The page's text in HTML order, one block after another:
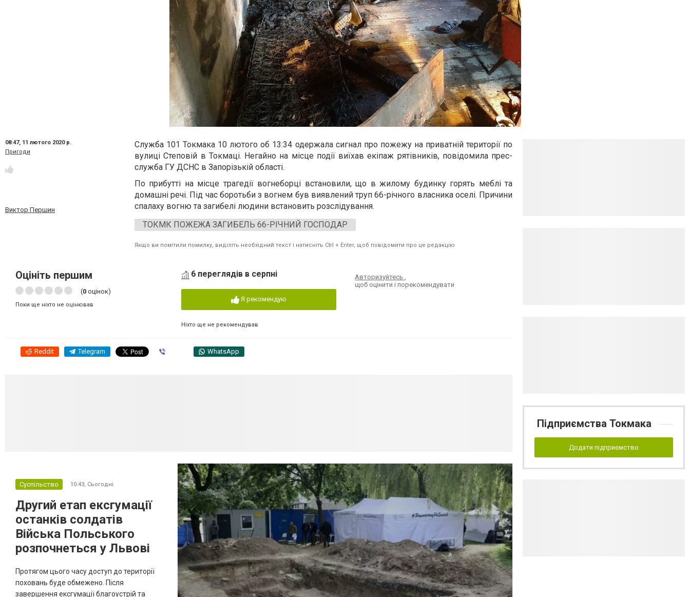
08:47, 11 лютого 2020 р.
Пригоди
Виктор Першин
Служба 101 Токмака 10 лютого об 13:34 одержала сигнал про пожежу на приватній території по
вулиці Степовій в Токмаці. Негайно на місце події виїхав екіпаж рятівників, повідомила прес-
служба ГУ ДСНС в Запорізькій області.
По прибутті на місце трагедії вогнеборці встановили, що в жилому будинку горять меблі та
домашні речі. Під час боротьби з вогнем був виявлений труп 66-річного власника оселі. Причини
спалаху вогню та загибелі людини встановить розслідування.
ТОКМК ПОЖЕЖА ЗАГИБЕЛЬ 66-РІЧНИЙ ГОСПОДАР
Якщо ви помітили помилку, виділіть необхідний текст і натисніть Ctrl + Enter, щоб повідомити про це редакцію
Оцініть першим
(0 оцінок)
Поки ще ніхто не оцінював
6 переглядів в серпні
Я рекомендую
Ніхто ще не рекомендував
Авторизуйтесь,
щоб оцінити і порекомендувати
Reddit Telegram WhatsApp
Суспільство 10:43, Сьогодні
Другий етап ексгумації
останків солдатів
Війська Польського
розпочнеться у Львові
Протягом цього часу доступ до території
поховань буде обмежено. Після
завершення ексгумації благоустрій та
Підприємства Токмака
Додати підприємство